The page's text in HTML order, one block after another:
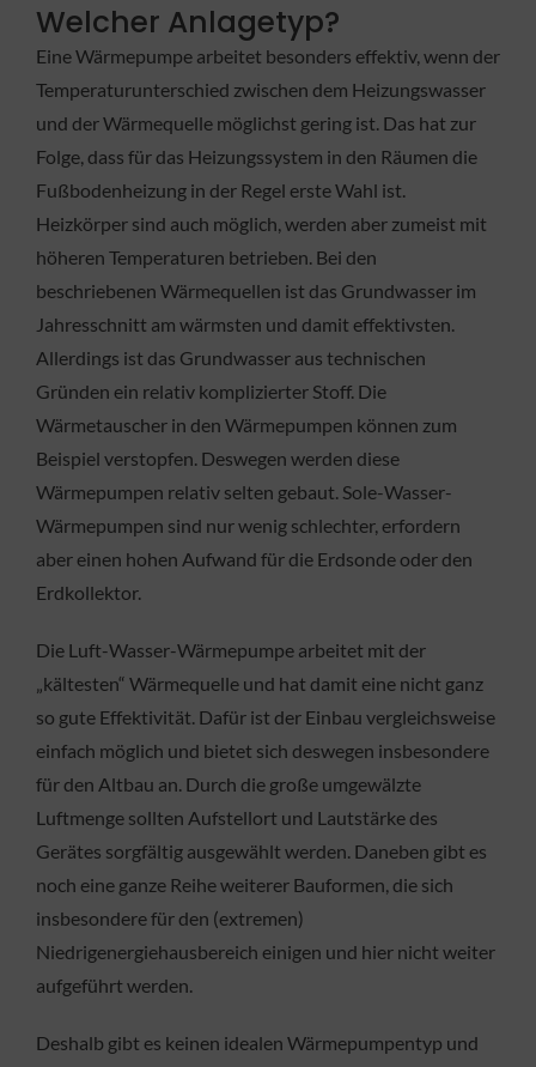
Welcher Anlagetyp?
Eine Wärmepumpe arbeitet besonders effektiv, wenn der
Temperaturunterschied zwischen dem Heizungswasser
und der Wärmequelle möglichst gering ist. Das hat zur
Folge, dass für das Heizungssystem in den Räumen die
Fußbodenheizung in der Regel erste Wahl ist.
Heizkörper sind auch möglich, werden aber zumeist mit
höheren Temperaturen betrieben. Bei den
beschriebenen Wärmequellen ist das Grundwasser im
Jahresschnitt am wärmsten und damit effektivsten.
Allerdings ist das Grundwasser aus technischen
Gründen ein relativ komplizierter Stoff. Die
Wärmetauscher in den Wärmepumpen können zum
Beispiel verstopfen. Deswegen werden diese
Wärmepumpen relativ selten gebaut. Sole-Wasser-
Wärmepumpen sind nur wenig schlechter, erfordern
aber einen hohen Aufwand für die Erdsonde oder den
Erdkollektor.
Die Luft-Wasser-Wärmepumpe arbeitet mit der
„kältesten“ Wärmequelle und hat damit eine nicht ganz
so gute Effektivität. Dafür ist der Einbau vergleichsweise
einfach möglich und bietet sich deswegen insbesondere
für den Altbau an. Durch die große umgewälzte
Luftmenge sollten Aufstellort und Lautstärke des
Gerätes sorgfältig ausgewählt werden. Daneben gibt es
noch eine ganze Reihe weiterer Bauformen, die sich
insbesondere für den (extremen)
Niedrigenergiehausbereich einigen und hier nicht weiter
aufgeführt werden.
Deshalb gibt es keinen idealen Wärmepumpentyp und